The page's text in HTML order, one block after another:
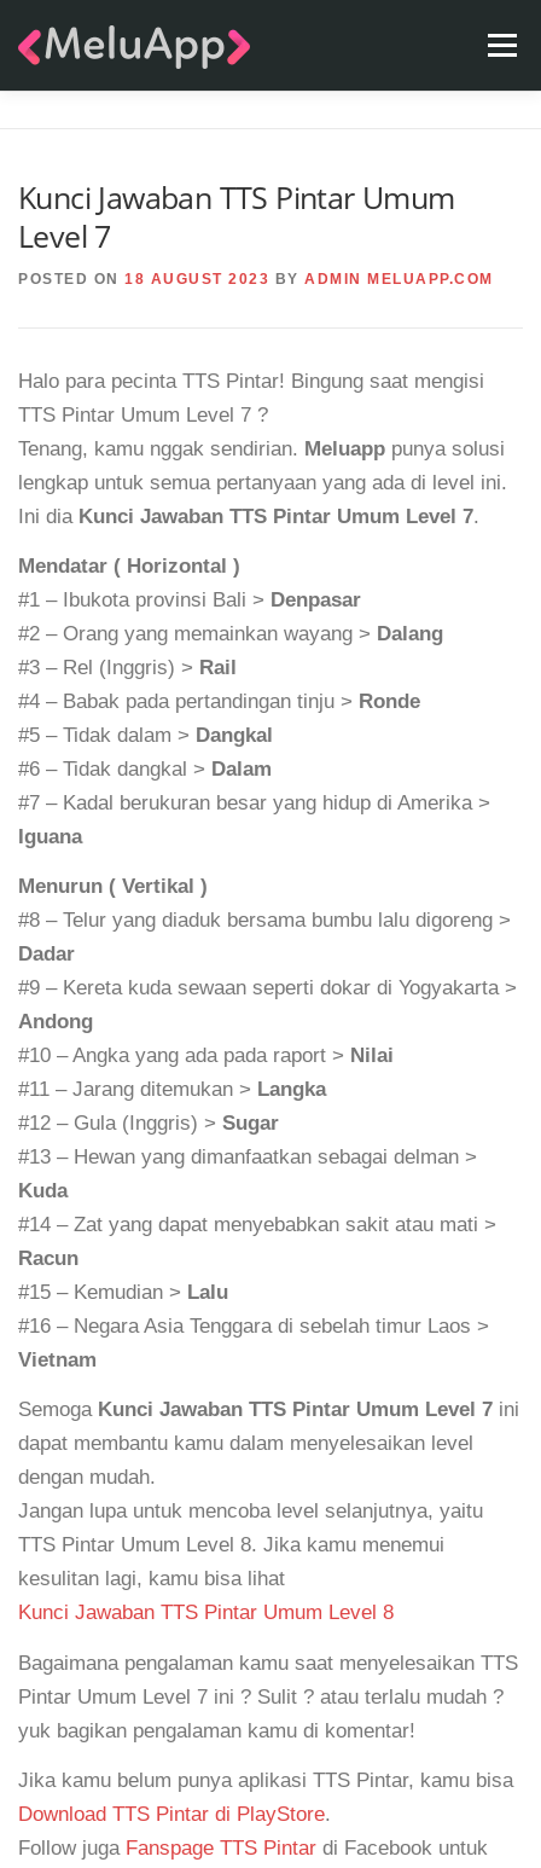
Menu
Kunci Jawaban TTS Pintar Umum
Level 7
POSTED ON 18 AUGUST 2023 BY ADMIN MELUAPP.COM
Halo para pecinta TTS Pintar! Bingung saat mengisi
TTS Pintar Umum Level 7 ?
Tenang, kamu nggak sendirian. Meluapp punya solusi
lengkap untuk semua pertanyaan yang ada di level ini.
Ini dia Kunci Jawaban TTS Pintar Umum Level 7.
Mendatar ( Horizontal )
#1 – Ibukota provinsi Bali > Denpasar
#2 – Orang yang memainkan wayang > Dalang
#3 – Rel (Inggris) > Rail
#4 – Babak pada pertandingan tinju > Ronde
#5 – Tidak dalam > Dangkal
#6 – Tidak dangkal > Dalam
#7 – Kadal berukuran besar yang hidup di Amerika >
Iguana
Menurun ( Vertikal )
#8 – Telur yang diaduk bersama bumbu lalu digoreng >
Dadar
#9 – Kereta kuda sewaan seperti dokar di Yogyakarta >
Andong
#10 – Angka yang ada pada raport > Nilai
#11 – Jarang ditemukan > Langka
#12 – Gula (Inggris) > Sugar
#13 – Hewan yang dimanfaatkan sebagai delman >
Kuda
#14 – Zat yang dapat menyebabkan sakit atau mati >
Racun
#15 – Kemudian > Lalu
#16 – Negara Asia Tenggara di sebelah timur Laos >
Vietnam
Semoga Kunci Jawaban TTS Pintar Umum Level 7 ini
dapat membantu kamu dalam menyelesaikan level
dengan mudah.
Jangan lupa untuk mencoba level selanjutnya, yaitu
TTS Pintar Umum Level 8. Jika kamu menemui
kesulitan lagi, kamu bisa lihat
Kunci Jawaban TTS Pintar Umum Level 8
Bagaimana pengalaman kamu saat menyelesaikan TTS
Pintar Umum Level 7 ini ? Sulit ? atau terlalu mudah ?
yuk bagikan pengalaman kamu di komentar!
Jika kamu belum punya aplikasi TTS Pintar, kamu bisa
Download TTS Pintar di PlayStore.
Follow juga Fanspage TTS Pintar di Facebook untuk